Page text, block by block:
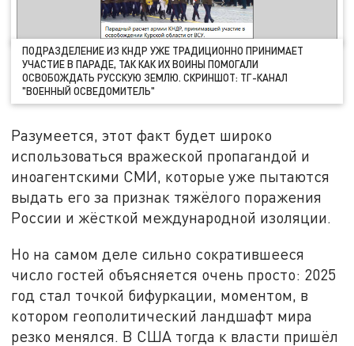
ПОДРАЗДЕЛЕНИЕ ИЗ КНДР УЖЕ ТРАДИЦИОННО ПРИНИМАЕТ
УЧАСТИЕ В ПАРАДЕ, ТАК КАК ИХ ВОИНЫ ПОМОГАЛИ
ОСВОБОЖДАТЬ РУССКУЮ ЗЕМЛЮ. СКРИНШОТ: ТГ-КАНАЛ
"ВОЕННЫЙ ОСВЕДОМИТЕЛЬ"
Разумеется, этот факт будет широко
использоваться вражеской пропагандой и
иноагентскими СМИ, которые уже пытаются
выдать его за признак тяжёлого поражения
России и жёсткой международной изоляции.
Но на самом деле сильно сократившееся
число гостей объясняется очень просто: 2025
год стал точкой бифуркации, моментом, в
котором геополитический ландшафт мира
резко менялся. В США тогда к власти пришёл